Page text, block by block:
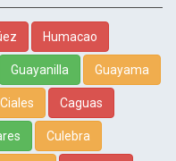
Humacao
Guayanilla Guayama
Ciales Caguas
Culebra